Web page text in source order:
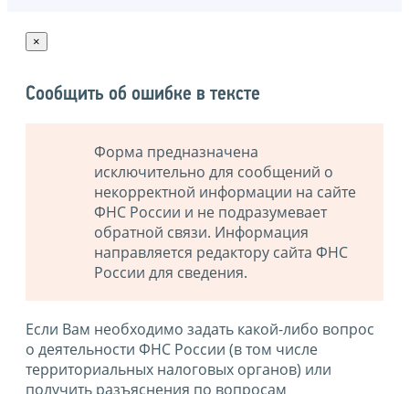
×
Сообщить об ошибке в тексте
Форма предназначена
исключительно для сообщений о
некорректной информации на сайте
ФНС России и не подразумевает
обратной связи. Информация
направляется редактору сайта ФНС
России для сведения.
Если Вам необходимо задать какой-либо вопрос
о деятельности ФНС России (в том числе
территориальных налоговых органов) или
получить разъяснения по вопросам